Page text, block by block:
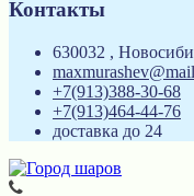
Контакты
630032 ,
+7(913)388-30-68
+7(913)464-44-76
доставка до 24